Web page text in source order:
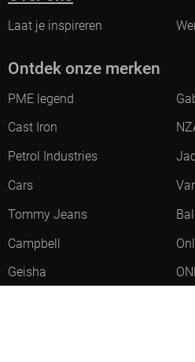
Laat je inspireren
Ontdek onze merken
PME legend
Cast Iron
Petrol Industries
Cars
Tommy Jeans
Campbell
Geisha